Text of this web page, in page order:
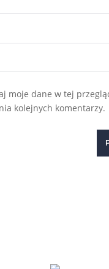
moje dane w tej
kolejnych komentarzy.